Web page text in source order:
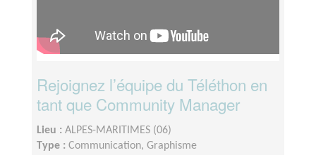
Rejoignez l’équipe du Téléthon en
tant que Community Manager
Lieu : ALPES-MARITIMES (06)
Type : Communication, Graphisme